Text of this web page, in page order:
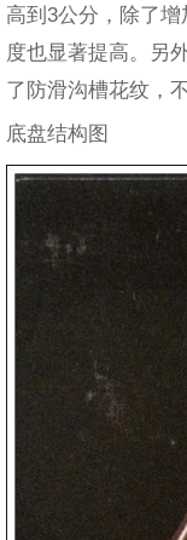
高到3公分，除了
度也显著提高。另
了防滑沟槽花纹，
底盘结构图